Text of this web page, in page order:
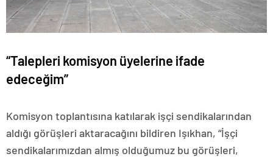
“Talepleri komisyon üyelerine ifade
edeceğim”
Komisyon toplantısına katılarak işçi sendikalarından
aldığı görüşleri aktaracağını bildiren Işıkhan, “İşçi
sendikalarımızdan almış olduğumuz bu görüşleri,